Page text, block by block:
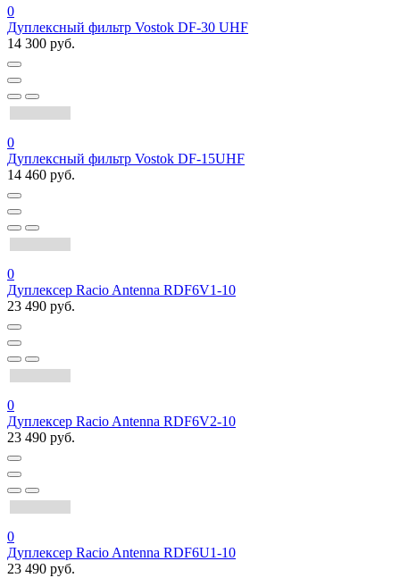
0
Дуплексный фильтр Vostok DF-30 UHF
14 300 руб.
0
Дуплексный фильтр Vostok DF-15UHF
14 460 руб.
0
Дуплексер Racio Antenna RDF6V1-10
23 490 руб.
0
Дуплексер Racio Antenna RDF6V2-10
23 490 руб.
0
Дуплексер Racio Antenna RDF6U1-10
23 490 руб.